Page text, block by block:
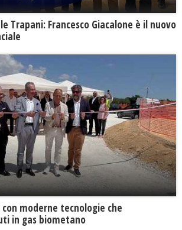
Trapani: Francesco Giacalone è il nuovo
moderne tecnologie che
in gas biometano